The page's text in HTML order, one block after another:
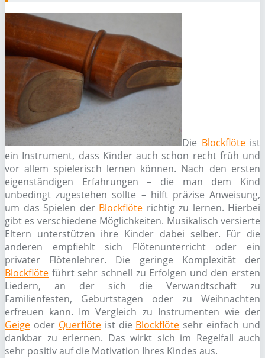
Die Blockflöteist
ein Instrument, dass Kinder auch schon recht früh und
vor allem spielerisch lernen können. Nach den ersten
eigenständigen Erfahrungen – die man dem Kind
unbedingt zugestehen sollte – hilft präzise Anweisung,
um das Spielen der Blockflöte richtig zu lernen. Hierbei
gibt es verschiedene Möglichkeiten. Musikalisch versierte
Eltern unterstützen ihre Kinder dabei selber. Für die
anderen empfiehlt sich Flötenunterricht oder ein
privater Flötenlehrer. Die geringe Komplexität der
Blockflöte führt sehr schnell zu Erfolgen und den ersten
Liedern, an der sich die Verwandtschaft zu
Familienfesten, Geburtstagen oder zu Weihnachten
erfreuen kann. Im Vergleich zu Instrumenten wie der
Geige oder Querflöteist die Blockflöte sehr einfach und
dankbar zu erlernen. Das wirkt sich im Regelfall auch
sehr positiv auf die Motivation Ihres Kindes aus.